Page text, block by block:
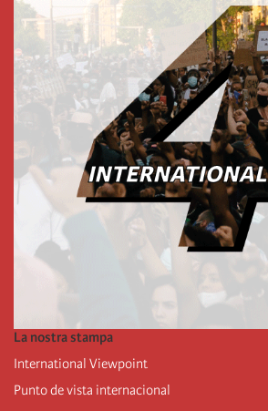
La nostra stampa
International Viewpoint
Punto de vista internacional